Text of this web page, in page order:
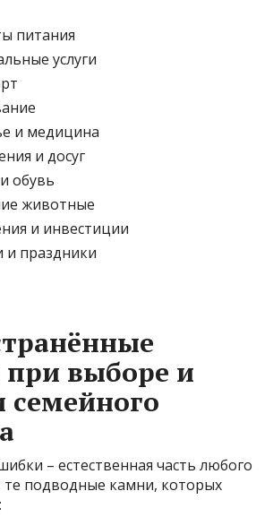
питания
услуги
и медицина
и досуг
обувь
животные
и инвестиции
и праздники
выборе и
семейного
– естественная часть любого
те подводные камни, которых